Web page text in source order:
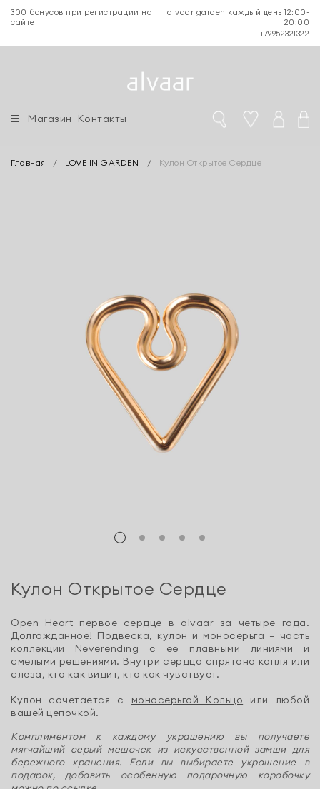
300 бонусов при регистрации на
сайте
alvaar garden каждый день 12:00-
20:00
+79952321322
Магазин Контакты
Главная / LOVE IN GARDEN / Кулон Открытое Сердце
Кулон Открытое Сердце
Open Heart первое сердце в alvaar за четыре года.
Долгожданное! Подвеска, кулон и моносерьга — часть
коллекции Neverending с её плавными линиями и
смелыми решениями. Внутри сердца спрятана капля или
слеза, кто как видит, кто как чувствует.
Кулон сочетается с моносерьгой Кольцо или любой
вашей цепочкой.
Комплиментом к каждому украшению вы получаете
мягчайший серый мешочек из искусственной замши для
бережного хранения. Если вы выбираете украшение в
подарок, добавить особенную подарочную коробочку